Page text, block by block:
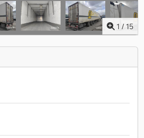
1 / 15